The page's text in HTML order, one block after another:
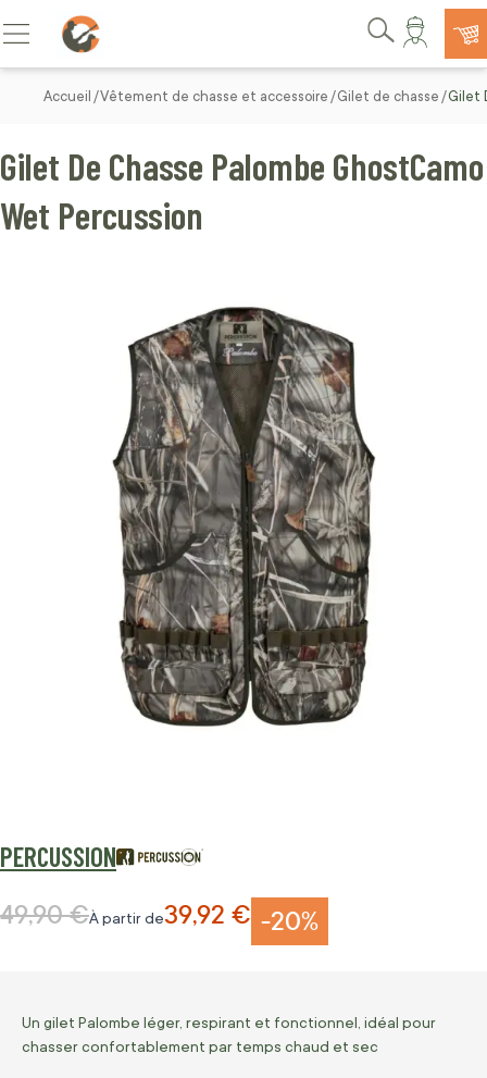
Allez au contenu
Basculer la navigation
Rechercher
Accueil Vêtement de chasse et accessoire Gilet de chasse Gilet
PERCUSSION
Gilet De Chasse Palombe GhostCamo
Wet Percussion
-20%
À partir de39,92 €
Prix normal
49,90 €
Un gilet Palombe léger, respirant et fonctionnel, idéal pour
chasser confortablement par temps chaud et sec